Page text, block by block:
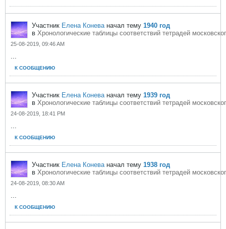
Участник Елена Коневаначал тему 1940 год
в Хронологические таблицы соответствий тетрадей
25-08-2019, 09:46 AM
...
К СООБЩЕНИЮ
Участник Елена Коневаначал тему 1939 год
в Хронологические таблицы соответствий тетрадей
24-08-2019, 18:41 PM
...
К СООБЩЕНИЮ
Участник Елена Коневаначал тему 1938 год
в Хронологические таблицы соответствий тетрадей
24-08-2019, 08:30 AM
...
К СООБЩЕНИЮ